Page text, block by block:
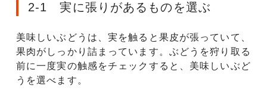
2-1 実に張りがあるものを選ぶ
美味しいぶどうは、実を触ると果皮が張っていて、
果肉がしっかり詰まっています。ぶどうを狩り取る
前に一度実の触感をチェックすると、美味しいぶど
うを選べます。